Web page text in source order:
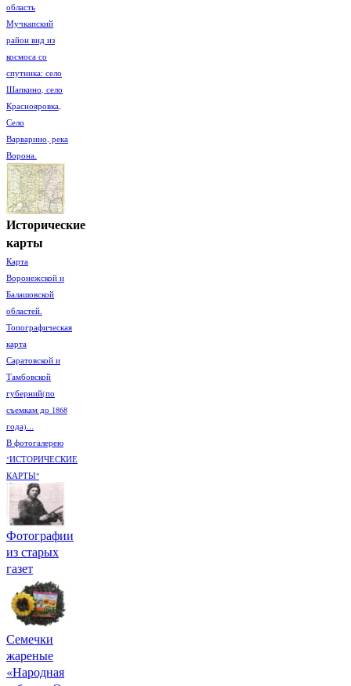
область
Мучкапский
район вид из
космоса со
спутника: село
Шапкино, село
Краснояровка,
Село
Варварино, река
Ворона.
Исторические
карты
Карта
Воронежской и
Балашовской
областей.
Топографическая
карта
Саратовской и
Тамбовской
губерний(по
съемкам до 1868
года)...
В фотогалерею
"ИСТОРИЧЕСКИЕ
КАРТЫ"
Фотографии
из старых
газет
Семечки
жареные
«Народная